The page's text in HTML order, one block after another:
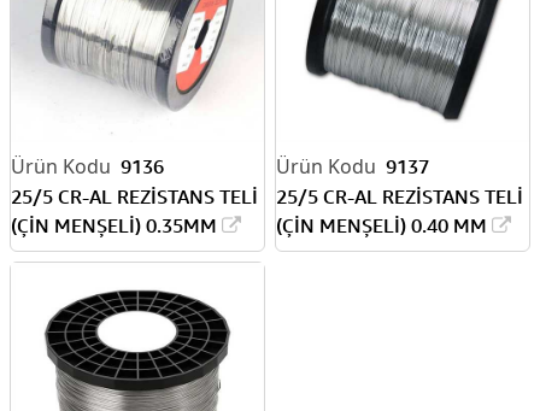
9136
25/5 CR-AL REZİSTANS TELİ
(ÇİN MENŞELİ) 0.35MM
9137
25/5 CR-AL REZİSTANS TELİ
(ÇİN MENŞELİ) 0.40 MM